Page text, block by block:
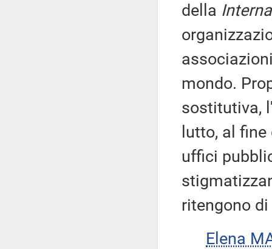
della
mondo.
sostitutiva,
lutto, al
uffici
ritengono
Elena